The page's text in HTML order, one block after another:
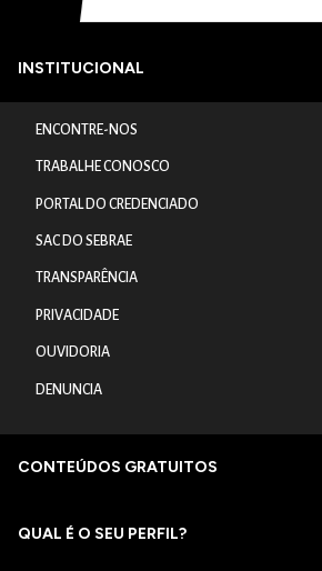
INSTITUCIONAL
ENCONTRE-NOS
TRABALHE CONOSCO
PORTAL DO CREDENCIADO
SAC DO SEBRAE
TRANSPARÊNCIA
PRIVACIDADE
OUVIDORIA
DENUNCIA
CONTEÚDOS GRATUITOS
QUAL É O SEU PERFIL?